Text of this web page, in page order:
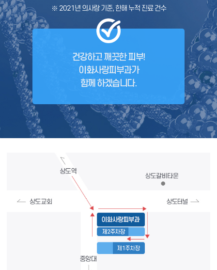
※ 2021년 의사랑 기준, 한해 누적 진료 건수
건강하고 깨끗한 피부!
이화사랑피부과가
함께 하겠습니다.